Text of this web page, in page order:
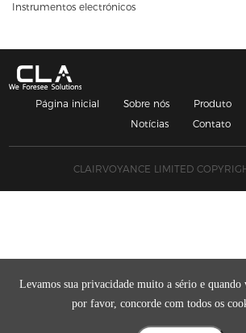
Levamos sua privacidade muito a sério e quando
por favor, concorde com todos os
Instrumentos electrónicos
Página inicial Sobre nós Produto
Notícias
Contato
CLAIRVOYANCE LIMITED